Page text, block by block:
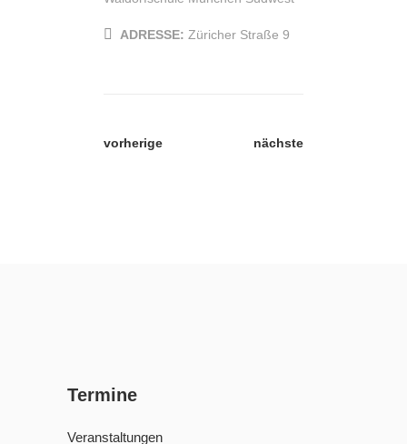
ADRESSE: Züricher Straße 9
vorherige nächste
Termine
Veranstaltungen